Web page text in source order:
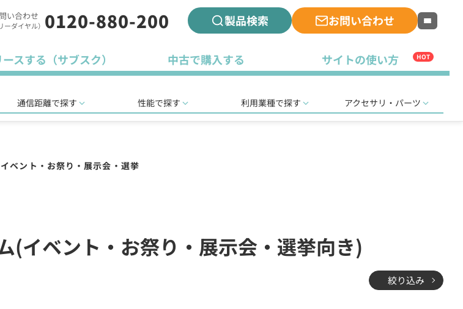
い合わせ
ーダイヤル） 0120-880-200 製品検索 お問い合わせ
ースする（サブスク） 中古で購入する サイトの使い方 HOT
通信距離で探す 性能で探す 利用業種で探す アクセサリ・パーツ
イベント・お祭り・展示会・選挙
(イベント・お祭り・展示会・選挙向き)
絞り込み